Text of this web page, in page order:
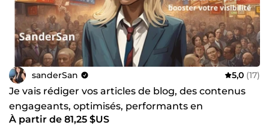
sanderSan 5,0 (17)
Je vais rédiger vos articles de blog, des contenus
engageants, optimisés, performants en
copywriting
À partir de 81,25 $US